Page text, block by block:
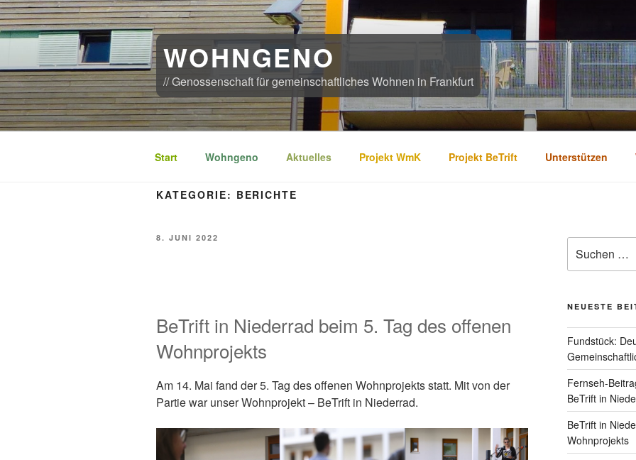
Zum
Inhalt
springen
WOHNGENO
// Genossenschaft für gemeinschaftliches Wohnen in Frankfurt
Start Wohngeno Aktuelles Projekt WmK Projekt BeTrift Unterstützen
KATEGORIE: BERICHTE
VERÖFFENTLICHT
8. JUNI 2022
BeTrift in Niederrad beim 5. Tag des offenen
Wohnprojekts
Am 14. Mai fand der 5. Tag des offenen Wohnprojekts statt. Mit von der
Partie war unser Wohnprojekt – BeTrift in Niederrad.
nach:
NEUESTE
Fundstück:
Fernseh-
BeTrift in
BeTrift in
Wohnprojekts